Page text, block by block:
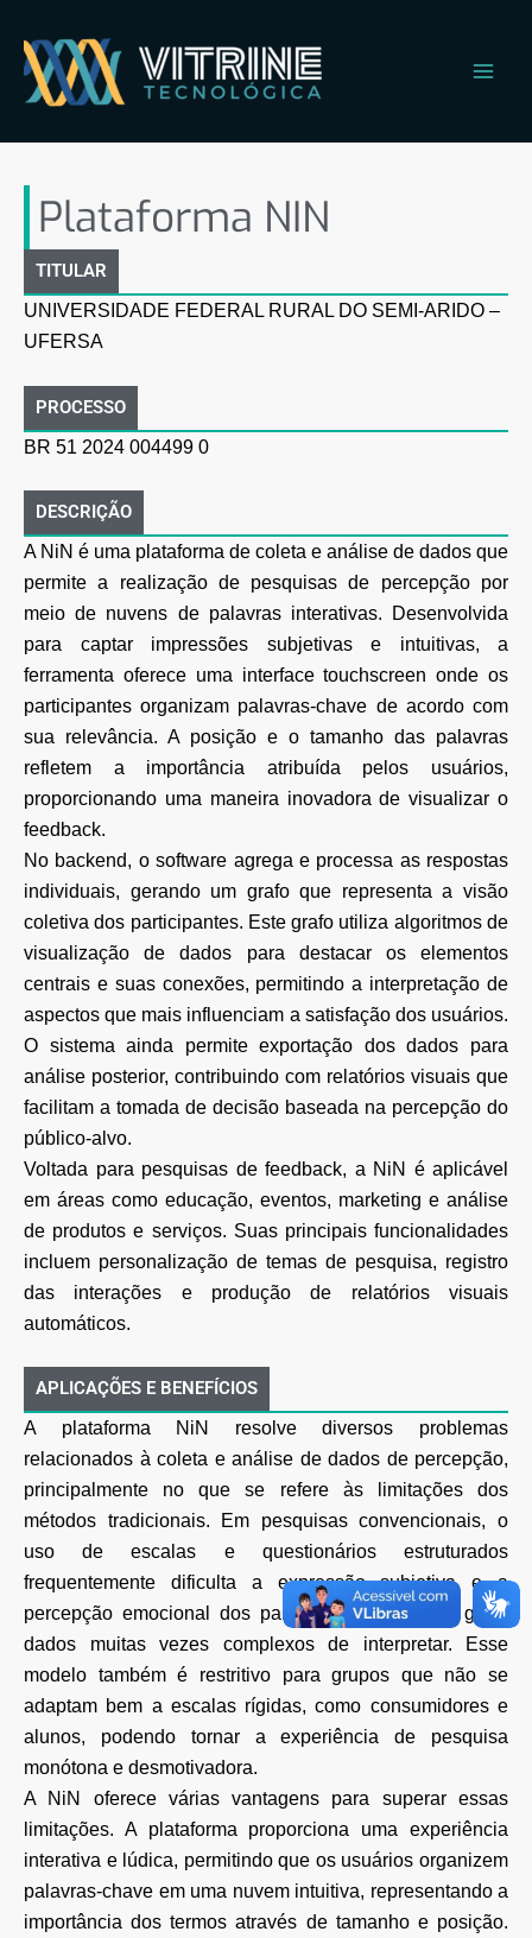
para
conteúdo
Plataforma NIN
TITULAR
UNIVERSIDADE FEDERAL RURAL DO SEMI-ARIDO –
UFERSA
PROCESSO
BR 51 2024 004499 0
DESCRIÇÃO
A NiN é uma plataforma de coleta e análise de dados que
permite a realização de pesquisas de percepção por
meio de nuvens de palavras interativas. Desenvolvida
para captar impressões subjetivas e intuitivas, a
ferramenta oferece uma interface touchscreen onde os
participantes organizam palavras-chave de acordo com
sua relevância. A posição e o tamanho das palavras
refletem a importância atribuída pelos usuários,
proporcionando uma maneira inovadora de visualizar o
feedback.
No backend, o software agrega e processa as respostas
individuais, gerando um grafo que representa a visão
coletiva dos participantes. Este grafo utiliza algoritmos de
visualização de dados para destacar os elementos
centrais e suas conexões, permitindo a interpretação de
aspectos que mais influenciam a satisfação dos usuários.
O sistema ainda permite exportação dos dados para
análise posterior, contribuindo com relatórios visuais que
facilitam a tomada de decisão baseada na percepção do
público-alvo.
Voltada para pesquisas de feedback, a NiN é aplicável
em áreas como educação, eventos, marketing e análise
de produtos e serviços. Suas principais funcionalidades
incluem personalização de temas de pesquisa, registro
das interações e produção de relatórios visuais
automáticos.
APLICAÇÕES E BENEFÍCIOS
A plataforma NiN resolve diversos problemas
relacionados à coleta e análise de dados de percepção,
principalmente no que se refere às limitações dos
métodos tradicionais. Em pesquisas convencionais, o
uso de escalas e questionários estruturados
frequentemente dificulta a expressão subjetiva e a
percepção emocional dos participantes, além de gerar
dados muitas vezes complexos de interpretar. Esse
modelo também é restritivo para grupos que não se
adaptam bem a escalas rígidas, como consumidores e
alunos, podendo tornar a experiência de pesquisa
monótona e desmotivadora.
A NiN oferece várias vantagens para superar essas
limitações. A plataforma proporciona uma experiência
interativa e lúdica, permitindo que os usuários organizem
palavras-chave em uma nuvem intuitiva, representando a
importância dos termos através de tamanho e posição.